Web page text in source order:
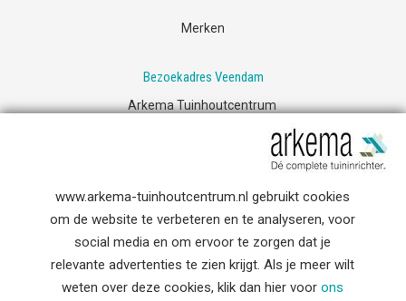
Merken
Bezoekadres Veendam
Arkema Tuinhoutcentrum
www.arkema-tuinhoutcentrum.nl gebruikt cookies
om de website te verbeteren en te analyseren, voor
social media en om ervoor te zorgen dat je
relevante advertenties te zien krijgt. Als je meer wilt
weten over deze cookies, klik dan hier voorons